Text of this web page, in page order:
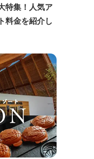
特集！人気ア
料金を紹介し